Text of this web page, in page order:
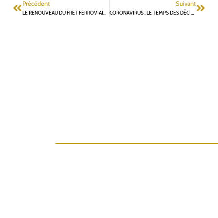
Précédent
LE RENOUVEAU DU FRET FERROVIAIRE
Suivant
CORONAVIRUS : LE TEMPS DES DÉCISIONS, DE L’ACTION ET DES RÉFLEXIONS ; PAS CELUI DE L’INDISCIPLINE OU DES POLÉMIQUES